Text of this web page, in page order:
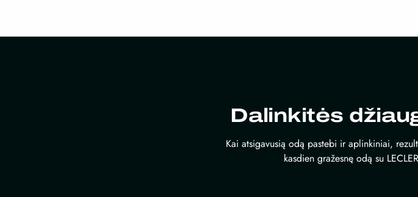
Dalinkitės
Kai atsigavusią odą pastebi ir aplinkiniai,
kasdien gražesnę odą su